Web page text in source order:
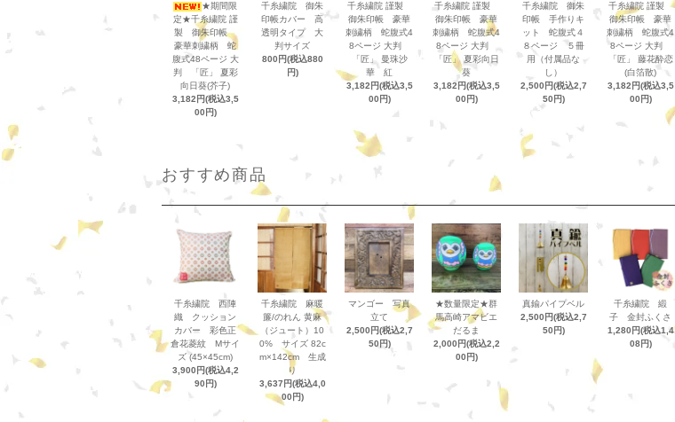
★期間限
定★千糸繍院 謹
製 御朱印帳
豪華刺繍柄 蛇
腹式48ページ 大
判 「匠」 夏彩
向日葵(芥子)
3,182円(税込3,5
00円)
千糸繍院 御朱
印帳カバー 高
透明タイプ 大
判サイズ
800円(税込880
円)
千糸繍院 謹製
御朱印帳 豪華
刺繍柄 蛇腹式4
8ページ 大判
「匠」 曼珠沙
華 紅
3,182円(税込3,5
00円)
千糸繍院 謹製
御朱印帳 豪華
刺繍柄 蛇腹式4
8ページ 大判
「匠」 夏彩向日
葵
3,182円(税込3,5
00円)
千糸繍院 御朱
印帳 手作りキ
ット 蛇腹式４
８ページ ５冊
用（付属品な
し）
2,500円(税込2,7
50円)
千糸繍院 謹製
御朱印帳 豪華
刺繍柄 蛇腹式4
8ページ 大判
「匠」 藤花酔恋
(白箔散)
3,182円(税込3,5
00円)
おすすめ商品
千糸繍院 西陣
織 クッション
カバー 彩色正
倉花菱紋 Mサイ
ズ (45×45cm)
3,900円(税込4,2
90円)
千糸繍院 麻暖
簾/のれん 黄麻
（ジュート）10
0% サイズ 82c
m×142cm 生成
り
3,637円(税込4,0
00円)
マンゴー 写真
立て
2,500円(税込2,7
50円)
★数量限定★群
馬高崎アマビエ
だるま
2,000円(税込2,2
00円)
真鍮パイプベル
2,500円(税込2,7
50円)
千糸繍院 緞
子 金封ふくさ
1,280円(税込1,4
08円)